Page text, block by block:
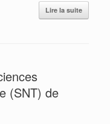
Lire la suite
(SNT) de